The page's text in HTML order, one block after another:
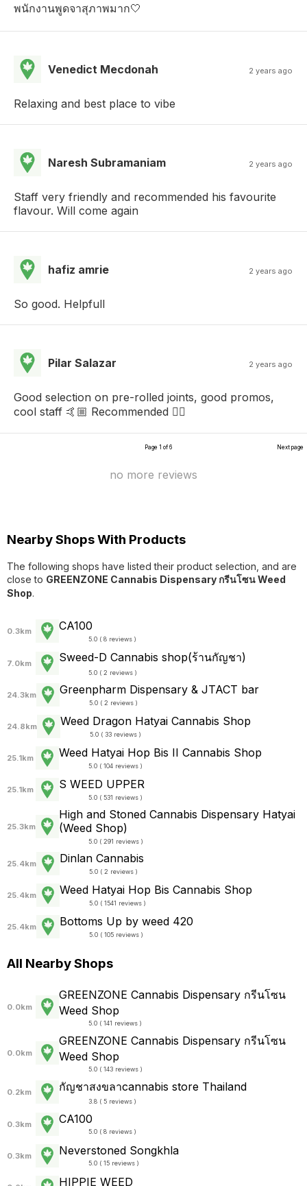
พนักงานพูดจาสุภาพมาก🤍
Venedict Mecdonah 2 years ago
Relaxing and best place to vibe
Naresh Subramaniam 2 years ago
Staff very friendly and recommended his favourite
flavour. Will come again
hafiz amrie 2 years ago
So good. Helpfull
Pilar Salazar 2 years ago
Good selection on pre-rolled joints, good promos,
cool staff 🤙🏼 Recommended 👌🏼
Page 1 of 6 Next page
no more reviews
Nearby Shops With Products
The following shops have listed their product selection, and are
close to GREENZONE Cannabis Dispensary กรีนโซน Weed
Shop.
0.3km CA100
5.0 ( 8 reviews )
7.0km Sweed-D Cannabis shop(ร้านกัญชา)
5.0 ( 2 reviews )
24.3km Greenpharm Dispensary & JTACT bar
5.0 ( 2 reviews )
24.8km Weed Dragon Hatyai Cannabis Shop
5.0 ( 33 reviews )
25.1km Weed Hatyai Hop Bis II Cannabis Shop
5.0 ( 104 reviews )
25.1km S WEED UPPER
5.0 ( 531 reviews )
25.3km
High and Stoned Cannabis Dispensary Hatyai
(Weed Shop)
5.0 ( 291 reviews )
25.4km Dinlan Cannabis
5.0 ( 2 reviews )
25.4km Weed Hatyai Hop Bis Cannabis Shop
5.0 ( 1541 reviews )
25.4km Bottoms Up by weed 420
5.0 ( 105 reviews )
All Nearby Shops
0.0km
GREENZONE Cannabis Dispensary กรีนโซน
Weed Shop
5.0 ( 141 reviews )
0.0km
GREENZONE Cannabis Dispensary กรีนโซน
Weed Shop
5.0 ( 143 reviews )
0.2km กัญชาสงขลาcannabis store Thailand
3.8 ( 5 reviews )
0.3km CA100
5.0 ( 8 reviews )
0.3km Neverstoned Songkhla
5.0 ( 15 reviews )
HIPPIE WEED